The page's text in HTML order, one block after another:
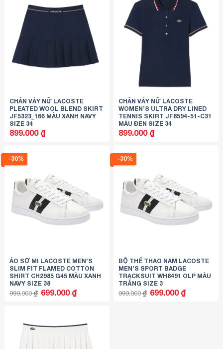
CHÂN VÁY NỮ LACOSTE
PLEATED WOOL BLEND SKIRT
JF5323_166 MÀU XANH NAVY
SIZE 34
899.000 ₫
CHÂN VÁY NỮ LACOSTE
WOMEN’S ULTRA DRY LINED
TENNIS SKIRT JF8594-51-C31
MÀU ĐEN SIZE 34
899.000 ₫
-30%
ÁO SƠ MI LACOSTE MEN’S
SLIM FIT FLAMED COTTON
SHIRT CH2985 G45 MÀU XANH
NAVY SIZE 38
999.000₫ Giá
gốc
699.000 ₫Giá
hiện
-30%
BỘ THỂ THAO NAM LACOSTE
MEN’S SPORT BADGE
TRACKSUIT WH8491 OLP MÀU
TRẮNG SIZE 3
999.000₫ Giá
gốc
699.000 ₫Giá
hiện